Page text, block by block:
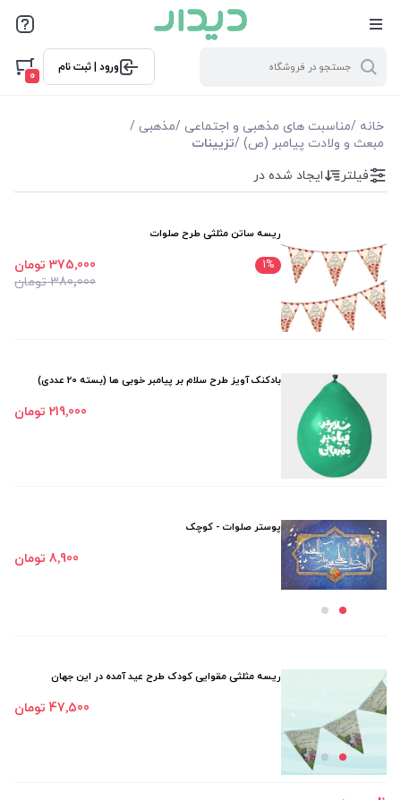
ورود | ثبت نام
0
خانه /مناسبت های مذهبی و اجتماعی /مذهبی /
مبعث و ولادت پیامبر (ص) /تزیینات
فیلتر بر اساس قیمت
فیلترها
نمایش همه محصولات
فیلتر ایجاد شده در
ریسه ساتن مثلثی طرح صلوات
1%
380٬000 تومان
375٬000 تومان
بادکنک آویز طرح سلام بر پیامبر خوبی ها (بسته 20 عددی)
219٬000 تومان
پوستر صلوات - کوچک
8٬900 تومان
ریسه مثلثی مقوایی کودک طرح عید آمده در این جهان
47٬500 تومان